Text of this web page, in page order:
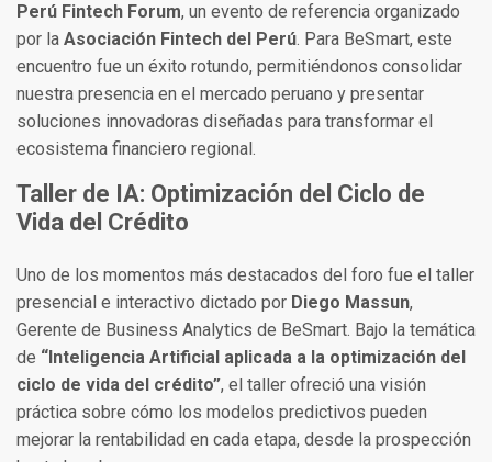
Perú Fintech Forum, un evento de referencia organizado
por la Asociación Fintech del Perú. Para BeSmart, este
encuentro fue un éxito rotundo, permitiéndonos consolidar
nuestra presencia en el mercado peruano y presentar
soluciones innovadoras diseñadas para transformar el
ecosistema financiero regional.
Taller de IA: Optimización del Ciclo de
Vida del Crédito
Uno de los momentos más destacados del foro fue el taller
presencial e interactivo dictado por Diego Massun,
Gerente de Business Analytics de BeSmart. Bajo la temática
de “Inteligencia Artificial aplicada a la optimización del
ciclo de vida del crédito”, el taller ofreció una visión
práctica sobre cómo los modelos predictivos pueden
mejorar la rentabilidad en cada etapa, desde la prospección